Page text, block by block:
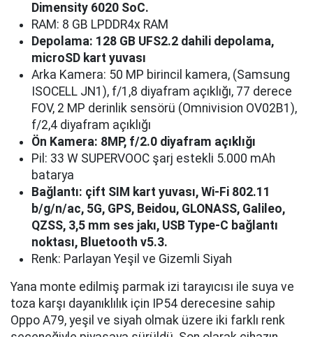
Dimensity 6020 SoC.
RAM: 8 GB LPDDR4x RAM
Depolama: 128 GB UFS2.2 dahili depolama,
microSD kart yuvası
Arka Kamera: 50 MP birincil kamera, (Samsung
ISOCELL JN1), f/1,8 diyafram açıklığı, 77 derece
FOV, 2 MP derinlik sensörü (Omnivision OV02B1),
f/2,4 diyafram açıklığı
Ön Kamera: 8MP, f/2.0 diyafram açıklığı
Pil: 33 W SUPERVOOC şarj estekli 5.000 mAh
batarya
Bağlantı: çift SIM kart yuvası, Wi-Fi 802.11
b/g/n/ac, 5G, GPS, Beidou, GLONASS, Galileo,
QZSS, 3,5 mm ses jakı, USB Type-C bağlantı
noktası, Bluetooth v5.3.
Renk: Parlayan Yeşil ve Gizemli Siyah
Yana monte edilmiş parmak izi tarayıcısı ile suya ve
toza karşı dayanıklılık için IP54 derecesine sahip
Oppo A79, yeşil ve siyah olmak üzere iki farklı renk